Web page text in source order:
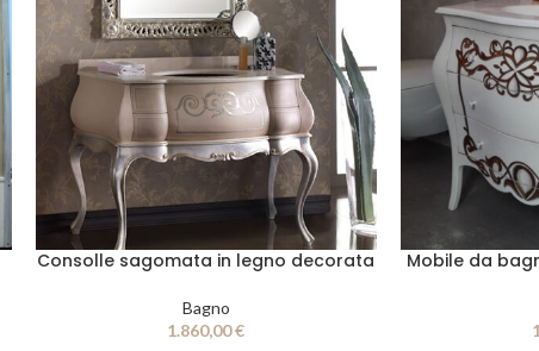
Consolle sagomata in legno decorata
Bagno
1.860,00€
Mobile da